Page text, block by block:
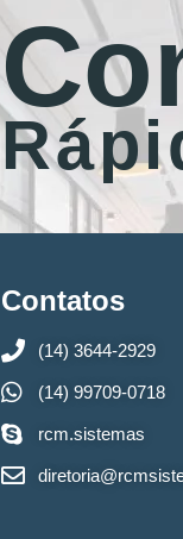
Contatos
(14) 3644-2929
(14) 99709-0718
rcm.sistemas